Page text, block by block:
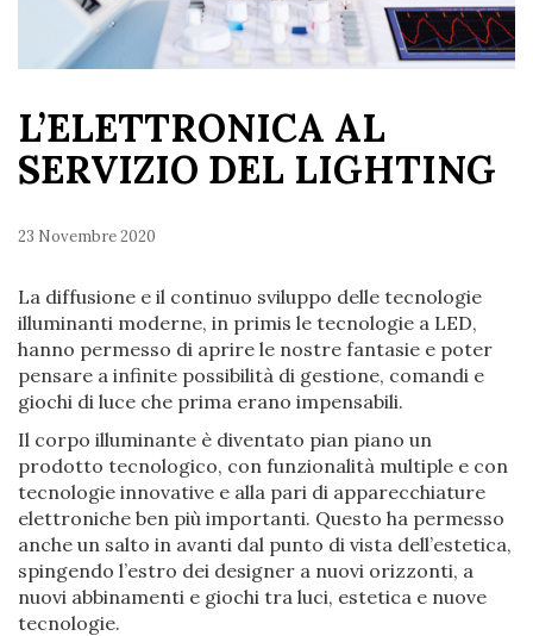
L’ELETTRONICA AL
SERVIZIO DEL LIGHTING
23 Novembre 2020
La diffusione e il continuo sviluppo delle tecnologie
illuminanti moderne, in primis le tecnologie a LED,
hanno permesso di aprire le nostre fantasie e poter
pensare a infinite possibilità di gestione, comandi e
giochi di luce che prima erano impensabili.
Il corpo illuminante è diventato pian piano un
prodotto tecnologico, con funzionalità multiple e con
tecnologie innovative e alla pari di apparecchiature
elettroniche ben più importanti. Questo ha permesso
anche un salto in avanti dal punto di vista dell’estetica,
spingendo l’estro dei designer a nuovi orizzonti, a
nuovi abbinamenti e giochi tra luci, estetica e nuove
tecnologie.